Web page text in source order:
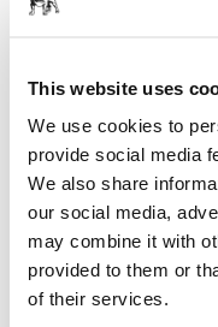
This website uses
We use cookies to
provide social media
We also share
our social media,
may combine it with
provided to them or
of their services.
Datorită dimensiunii
eoliene, este esențial